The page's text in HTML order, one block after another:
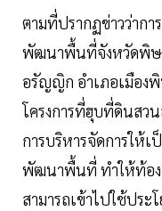
ตามที่ปรากฏข่าวว่าก
พัฒนาพื้นที่จังหวัดพิษ
อรัญญิก อำเภอเมือง
โครงการที่ฮุบที่ดินสว
การบริหารจัดการให้
พัฒนาพื้นที่ ทำให้ท้อง
สามารถเข้าไปใช้ประ